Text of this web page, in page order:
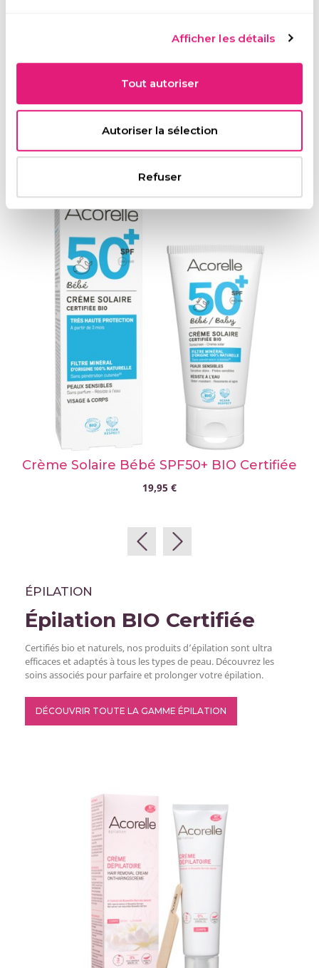
Afficher les détails
Tout autoriser
Autoriser la sélection
Refuser
Solaire BIO Certifié
protection solaire optimale pour toute la famille, des textures
DÉCOUVRIR TOUTE LA GAMME SOLAIRE
Crème Solaire Bébé SPF50+ BIO Certifiée
19,95 €
ÉPILATION
Épilation BIO Certifiée
Certifiés bio et naturels, nos produits d’épilation sont ultra
efficaces et adaptés à tous les types de peau. Découvrez les
soins associés pour parfaire et prolonger votre épilation.
DÉCOUVRIR TOUTE LA GAMME ÉPILATION